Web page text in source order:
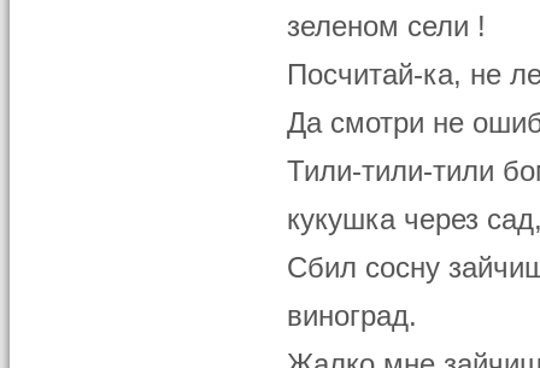
зеленом сели !
Посчитай-ка, не
Да смотри не
Тили-тили-тили
кукушка через
Сбил сосну
виноград.